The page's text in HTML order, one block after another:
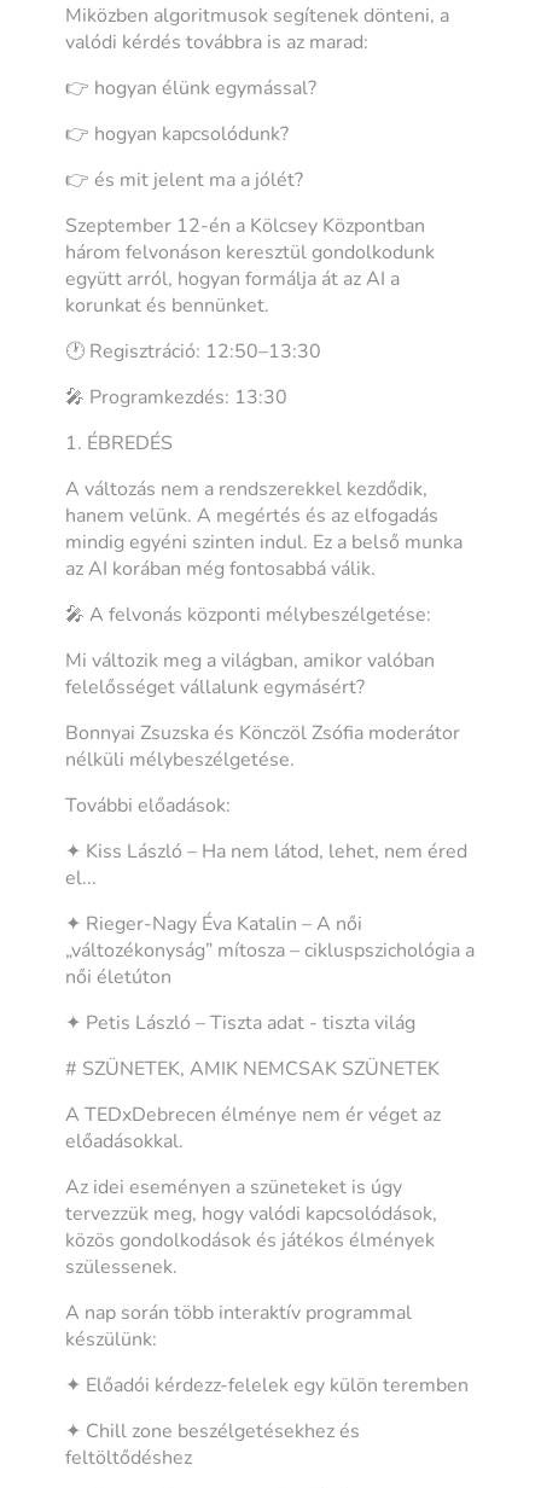
Miközben algoritmusok segítenek dönteni, a
valódi kérdés továbbra is az marad:
👉 hogyan élünk egymással?
👉 hogyan kapcsolódunk?
👉 és mit jelent ma a jólét?
Szeptember 12-én a Kölcsey Központban
három felvonáson keresztül gondolkodunk
együtt arról, hogyan formálja át az AI a
korunkat és bennünket.
🕐 Regisztráció: 12:50–13:30
🎤 Programkezdés: 13:30
1. ÉBREDÉS
A változás nem a rendszerekkel kezdődik,
hanem velünk. A megértés és az elfogadás
mindig egyéni szinten indul. Ez a belső munka
az AI korában még fontosabbá válik.
🎤 A felvonás központi mélybeszélgetése:
Mi változik meg a világban, amikor valóban
felelősséget vállalunk egymásért?
Bonnyai Zsuzska és Könczöl Zsófia moderátor
nélküli mélybeszélgetése.
További előadások:
✦ Kiss László – Ha nem látod, lehet, nem éred
el...
✦ Rieger-Nagy Éva Katalin – A női
„változékonyság” mítosza – cikluspszichológia a
női életúton
✦ Petis László – Tiszta adat - tiszta világ
# SZÜNETEK, AMIK NEMCSAK SZÜNETEK
A TEDxDebrecen élménye nem ér véget az
előadásokkal.
Az idei eseményen a szüneteket is úgy
tervezzük meg, hogy valódi kapcsolódások,
közös gondolkodások és játékos élmények
szülessenek.
A nap során több interaktív programmal
készülünk:
✦ Előadói kérdezz-felelek egy külön teremben
✦ Chill zone beszélgetésekhez és
feltöltődéshez